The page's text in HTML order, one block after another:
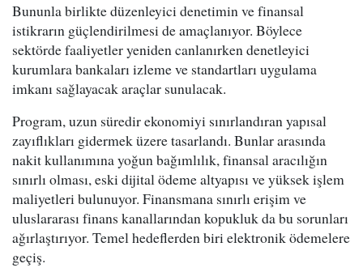
Bununla birlikte düzenleyici denetimin ve finansal
istikrarın güçlendirilmesi de amaçlanıyor. Böylece
sektörde faaliyetler yeniden canlanırken denetleyici
kurumlara bankaları izleme ve standartları uygulama
imkanı sağlayacak araçlar sunulacak.
Program, uzun süredir ekonomiyi sınırlandıran yapısal
zayıflıkları gidermek üzere tasarlandı. Bunlar arasında
nakit kullanımına yoğun bağımlılık, finansal aracılığın
sınırlı olması, eski dijital ödeme altyapısı ve yüksek işlem
maliyetleri bulunuyor. Finansmana sınırlı erişim ve
uluslararası finans kanallarından kopukluk da bu sorunları
ağırlaştırıyor. Temel hedeflerden biri elektronik ödemelere
geçiş.